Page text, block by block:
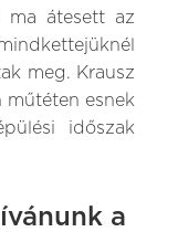
átesett az
meg. Krausz
műtéten esnek
időszak
a